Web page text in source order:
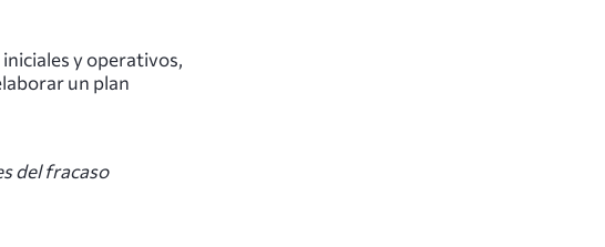
y operativos,
un plan
del fracaso